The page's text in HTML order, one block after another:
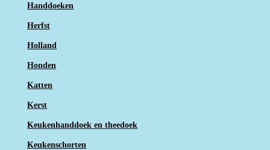
Handdoeken
Herfst
Holland
Honden
Katten
Kerst
Keukenhanddoek en theedoek
Keukenschorten